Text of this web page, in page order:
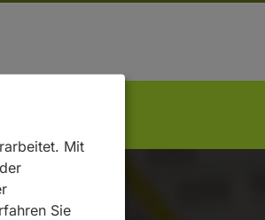
Mit
Sie